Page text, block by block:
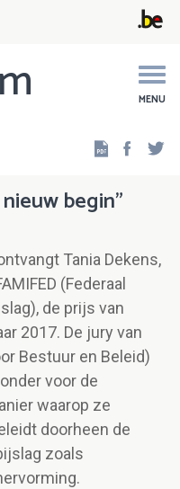
MENU
begin"
Tania Dekens,
(Federaal
de prijs van
2017. De jury van
Bestuur en Beleid)
voor de
waarop ze
doorheen de
zoals